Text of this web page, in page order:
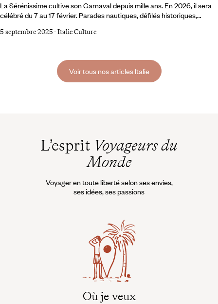
La Sérénissime cultive son Carnaval depuis mille ans. En 2026, il sera
célébré du 7 au 17 février. Parades nautiques, défilés historiques,
costumes féeriques… Promis, la fête sera, comme d’habitude,
retenue, à laisser vagabonder son imagination au fil des rayonnages
sur lesquels s’entassent masques et parures, étoffes et chapeaux,
souliers, loups et cannes ouvragées.
5 septembre 2025-Italie Culture
Voir tous nos articles Italie
L’esprit Voyageurs du
Monde
Voyager en toute liberté selon ses envies,
ses idées, ses passions
Où je veux